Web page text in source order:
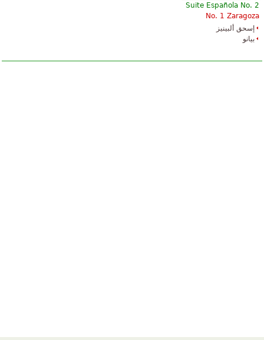
Suite Española No. 2
No. 1 Zaragoza
إسحق ألبينيز
بيانو